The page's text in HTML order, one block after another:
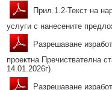
Прил.1.2-Текст на
услуги с нанесените
Разрешаване
проектна Пречиствателна
14.01.2026г)
Разрешаване